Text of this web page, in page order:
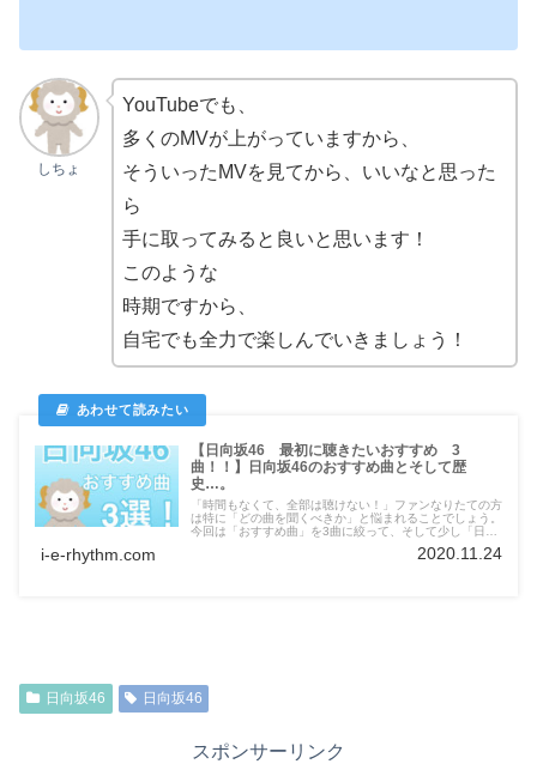
しちょ
YouTubeでも、
多くのMVが上がっていますから、
そういったMVを見てから、いいなと思った
ら
手に取ってみると良いと思います！
このような
時期ですから、
自宅でも全力で楽しんでいきましょう！
【日向坂46 最初に聴きたいおすすめ 3
曲！！】日向坂46のおすすめ曲とそして歴
史…。
「時間もなくて、全部は聴けない！」ファンなりたての方
は特に「どの曲を聞くべきか」と悩まれることでしょう。
今回は「おすすめ曲」を3曲に絞って、そして少し「日向
れば、より「日向坂ファン楽しめること間違いなし！」の
i-e-rhythm.com 2020.11.24
日向坂46 日向坂46
スポンサーリンク